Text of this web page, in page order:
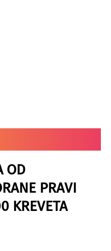
OD
PRAVI
KREVETA